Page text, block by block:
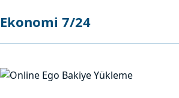
Ekonomi 7/24